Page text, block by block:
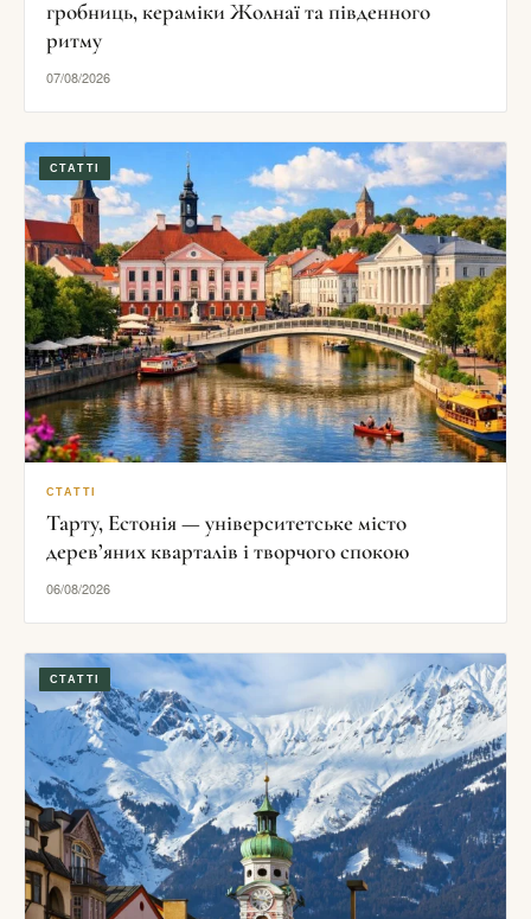
гробниць, кераміки Жолнаї та південного
ритму
07/08/2026
СТАТТІ
СТАТТІ
Тарту, Естонія — університетське місто
дерев’яних кварталів і творчого спокою
06/08/2026
СТАТТІ